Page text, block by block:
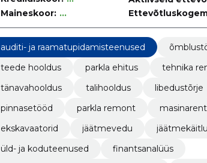
Maineskoor: ...
auditi- ja raamatupidamisteenused
teede hooldus
parkla ehitus tehnika
tänavahooldus
talihooldus libedustõrje
pinnasetööd
parkla remont masinarent
ekskavaatorid
jäätmevedu
üld- ja koduteenused
finantsanalüüs